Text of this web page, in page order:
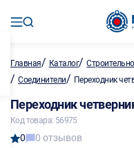
Главная/ Каталог/
/ Соединители/ Переходник
Переходник
Код товара: 56975
0 0 отзывов